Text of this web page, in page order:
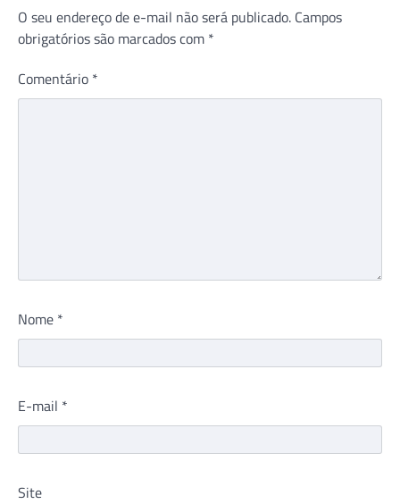
O seu endereço de e-mail não será publicado. Campos
obrigatórios são marcados com *
Comentário *
Nome *
E-mail *
Site